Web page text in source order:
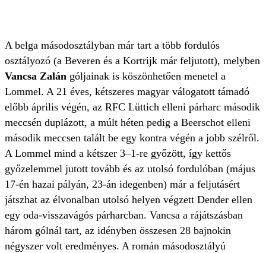
A belga másodosztályban már tart a több fordulós
osztályozó (a Beveren és a Kortrijk már feljutott), melyben
Vancsa Zalán góljainak is köszönhetően menetel a
Lommel. A 21 éves, kétszeres magyar válogatott támadó
előbb április végén, az RFC Lüttich elleni párharc második
meccsén duplázott, a múlt héten pedig a Beerschot elleni
második meccsen talált be egy kontra végén a jobb szélről.
A Lommel mind a kétszer 3–1-re győzött, így kettős
győzelemmel jutott tovább és az utolsó fordulóban (május
17-én hazai pályán, 23-án idegenben) már a feljutásért
játszhat az élvonalban utolsó helyen végzett Dender ellen
egy oda-visszavágós párharcban. Vancsa a rájátszásban
három gólnál tart, az idényben összesen 28 bajnokin
négyszer volt eredményes. A román másodosztályú